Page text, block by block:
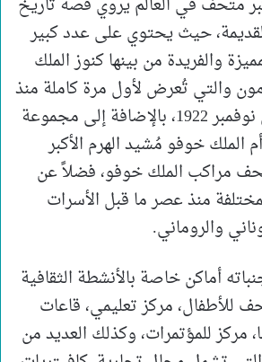
حيث يحتوي على عدد كبير
والفريدة من بينها كنوز الملك
والتي تُعرض لأول مرة كاملة منذ
اكتشاف مقبرته في نوفمبر 1922، بالإضافة إلى مجموعة
خوفو مُشيد الهرم الأكبر
مراكب الملك خوفو، فضلاً عن
منذ عصر ما قبل الأسرات
والروماني.
أماكن خاصة بالأنشطة الثقافية
للأطفال، مركز تعليمي، قاعات
للمؤتمرات، وكذلك العديد من